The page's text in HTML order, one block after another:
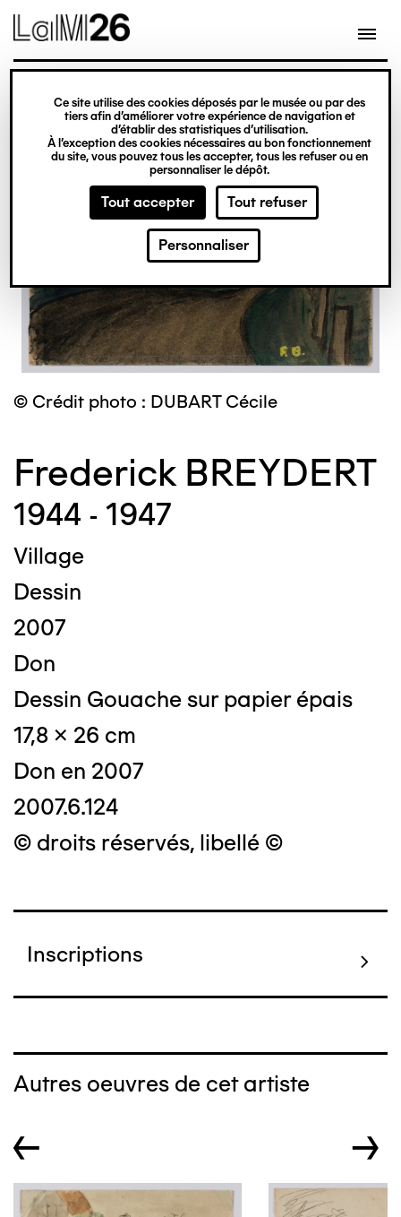
Gestion des cookies
Ce site utilise des cookies déposés par le musée ou par des
tiers afin d’améliorer votre expérience de navigation et
d’établir des statistiques d’utilisation.
À l’exception des cookies nécessaires au bon fonctionnement
du site, vous pouvez tous les accepter, tous les refuser ou en
personnaliser le dépôt.
Tout accepter Tout refuser
Personnaliser
contenu
© Crédit photo : DUBART Cécile
Frederick BREYDERT
1944 - 1947
Village
Dessin
2007
Don
Dessin Gouache sur papier épais
17,8 x 26 cm
Don en 2007
2007.6.124
© droits réservés, libellé ©
Inscriptions
Autres oeuvres de cet artiste
← →